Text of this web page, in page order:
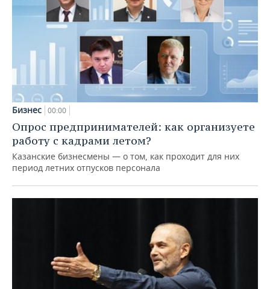
Бизнес 00:00
Опрос предпринимателей: как организуете
работу с кадрами летом?
Казанские бизнесмены — о том, как проходит для них
период летних отпусков персонала